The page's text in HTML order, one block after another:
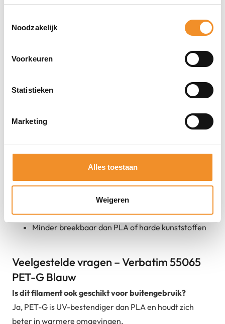
Noodzakelijk
Voorkeuren
Statistieken
Marketing
Alles toestaan
Weigeren
Minder geur en vervorming dan ABS
eerste cd-brander
Wat is er verbeterd t.o.v. PLA of ABS?
Flexibeler dan PLA, maar net zo makkelijk te
printen
Minder kromtrekking dan ABS – betere
Minder breekbaar dan PLA of harde kunststoffen
Veelgestelde vragen – Verbatim 55065
PET-G Blauw
Is dit filament ook geschikt voor buitengebruik?
Ja, PET-G is UV-bestendiger dan PLA en houdt zich
beter in warmere omgevingen.